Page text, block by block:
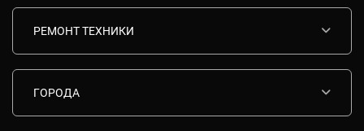
Комплектующие
Контакты
РЕМОНТ ТЕХНИКИ
ГОРОДА